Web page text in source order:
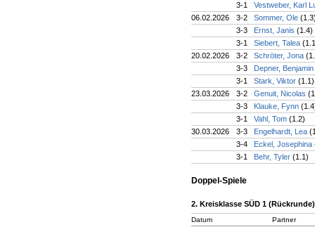
3-1
Vestweber, Karl
06.02.2026
3-2 Sommer, Ole
3-3
Ernst, Janis (1.4)
3-1
Siebert, Talea
20.02.2026
3-2 Schröter, Jona
3-3
Depner, Benjamin
3-1
Stark, Viktor (1.1)
23.03.2026
3-2 Genuit, Nicolas
3-3
Klauke, Fynn
3-1
Vahl, Tom (1.2)
30.03.2026
3-3 Engelhardt, Lea
3-4
Eckel, Josephina
3-1
Behr, Tyler (1.1)
Doppel-Spiele
2. Kreisklasse SÜD 1 (Rückrunde)
Datum Partner